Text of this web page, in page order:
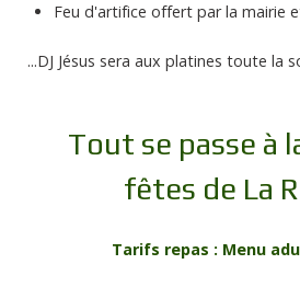
Feu d'artifice offert par la mairie
...DJ Jésus sera aux platines toute la
Tout se passe à
fêtes de La
Tarifs repas :Menu